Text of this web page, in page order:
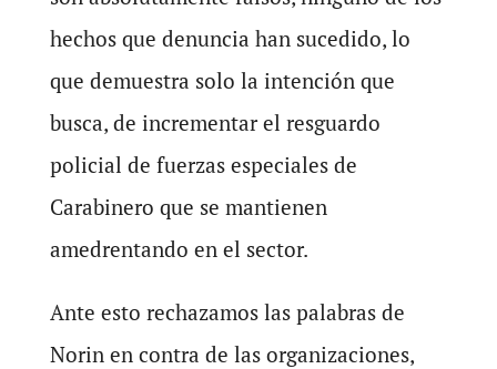
hechos que denuncia han sucedido, lo
que demuestra solo la intención que
busca, de incrementar el resguardo
policial de fuerzas especiales de
Carabinero que se mantienen
amedrentando en el sector.
Ante esto rechazamos las palabras de
Norin en contra de las organizaciones,